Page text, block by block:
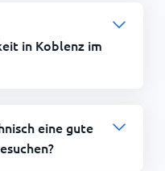
in Koblenz im
eine gute